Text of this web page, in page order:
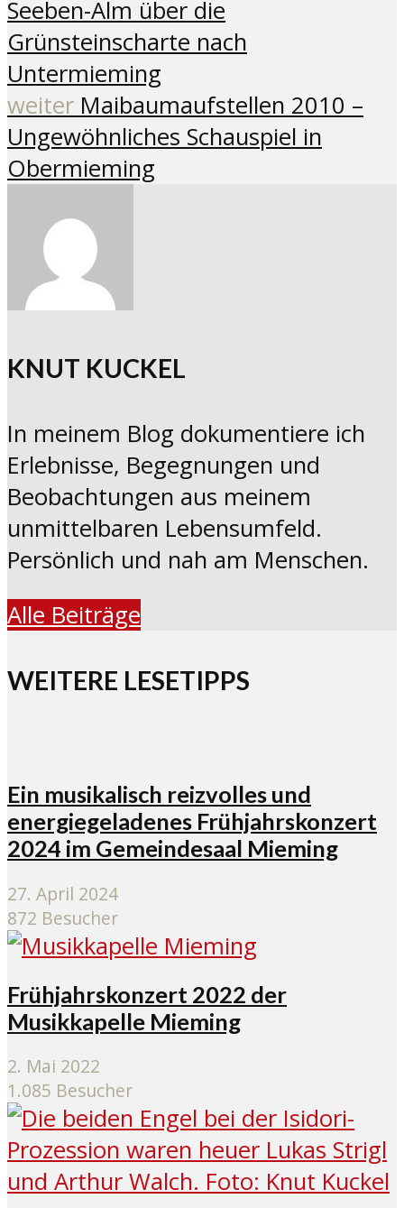
Seeben-Alm über die
Grünsteinscharte nach
Untermieming
weiter Maibaumaufstellen 2010 –
Ungewöhnliches Schauspiel in
Obermieming
KNUT KUCKEL
In meinem Blog dokumentiere ich
Erlebnisse, Begegnungen und
Beobachtungen aus meinem
unmittelbaren Lebensumfeld.
Persönlich und nah am Menschen.
Alle Beiträge
WEITERE LESETIPPS
Ein musikalisch reizvolles und
energiegeladenes Frühjahrskonzert
2024 im Gemeindesaal Mieming
27. April 2024
872 Besucher
Frühjahrskonzert 2022 der
Musikkapelle Mieming
2. Mai 2022
1.085 Besucher